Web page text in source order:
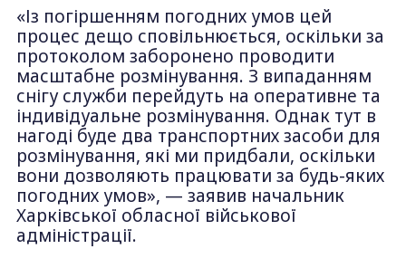
«Із погіршенням погодних умов цей
процес дещо сповільнюється, оскільки за
протоколом заборонено проводити
масштабне розмінування. З випаданням
снігу служби перейдуть на оперативне та
індивідуальне розмінування. Однак тут в
нагоді буде два транспортних засоби для
розмінування, які ми придбали, оскільки
вони дозволяють працювати за будь-яких
погодних умов», — заявив начальник
Харківської обласної військової
адміністрації.